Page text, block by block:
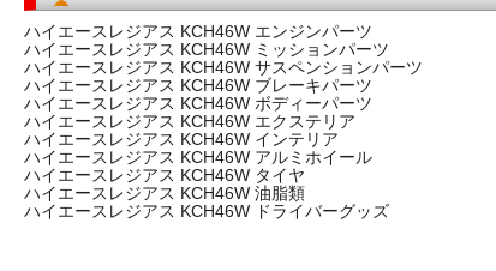
ハイエースレジアス KCH46W エンジンパーツ
ハイエースレジアス KCH46W ミッションパーツ
ハイエースレジアス KCH46W サスペンションパーツ
ハイエースレジアス KCH46W ブレーキパーツ
ハイエースレジアス KCH46W ボディーパーツ
ハイエースレジアス KCH46W エクステリア
ハイエースレジアス KCH46W インテリア
ハイエースレジアス KCH46W アルミホイール
ハイエースレジアス KCH46W タイヤ
ハイエースレジアス KCH46W 油脂類
ハイエースレジアス KCH46W ドライバーグッズ